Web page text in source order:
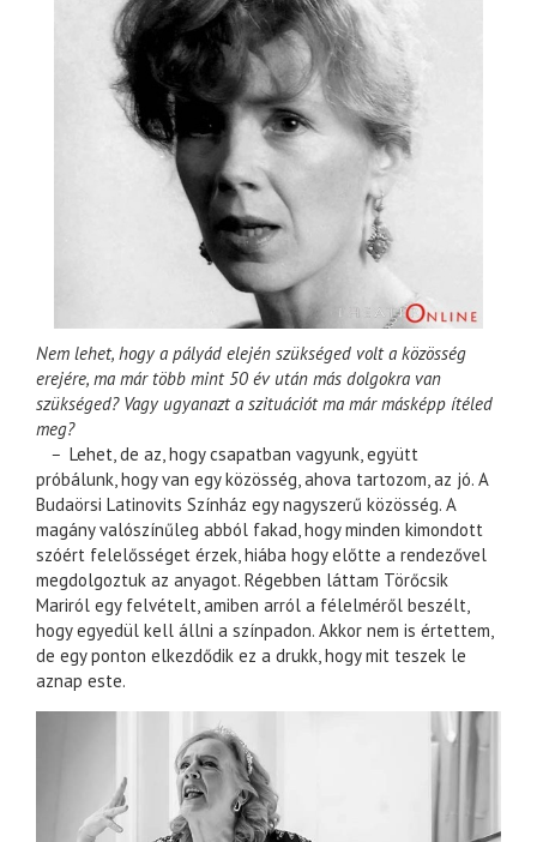
Nem lehet, hogy a pályád elején szükséged volt a közösség
erejére, ma már több mint 50 év után más dolgokra van
szükséged? Vagy ugyanazt a szituációt ma már másképp ítéled
meg?
– Lehet, de az, hogy csapatban vagyunk, együtt
próbálunk, hogy van egy közösség, ahova tartozom, az jó. A
Budaörsi Latinovits Színház egy nagyszerű közösség. A
magány valószínűleg abból fakad, hogy minden kimondott
szóért felelősséget érzek, hiába hogy előtte a rendezővel
megdolgoztuk az anyagot. Régebben láttam Törőcsik
Mariról egy felvételt, amiben arról a félelméről beszélt,
hogy egyedül kell állni a színpadon. Akkor nem is értettem,
de egy ponton elkezdődik ez a drukk, hogy mit teszek le
aznap este.